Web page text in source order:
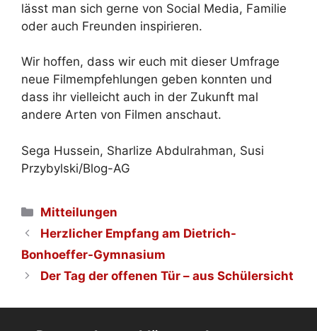
lässt man sich gerne von Social Media, Familie
oder auch Freunden inspirieren.
Wir hoffen, dass wir euch mit dieser Umfrage
neue Filmempfehlungen geben konnten und
dass ihr vielleicht auch in der Zukunft mal
andere Arten von Filmen anschaut.
Sega Hussein, Sharlize Abdulrahman, Susi
Przybylski/Blog-AG
Kategorien
Mitteilungen
Herzlicher Empfang am Dietrich-
Bonhoeffer-Gymnasium
Der Tag der offenen Tür – aus Schülersicht